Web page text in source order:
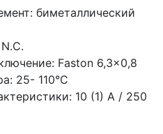
биметаллический
Faston 6,3x0,8
25- 110°C
10 (1) А / 250